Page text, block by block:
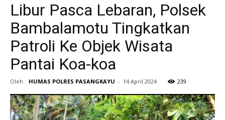
Libur Pasca Lebaran, Polsek
Bambalamotu Tingkatkan
Patroli Ke Objek Wisata
Pantai Koa-koa
Oleh : HUMAS POLRES PASANGKAYU - 14 April 2024 239